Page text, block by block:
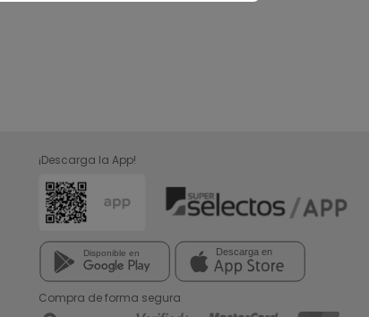
¡Descarga la App!
Compra de forma segura